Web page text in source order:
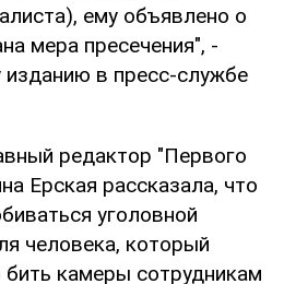
ему объявлено о
мера пресечения", -
изданию в пресс-службе
редактор "Первого
Ерская рассказала, что
уголовной
человека, который
камеры сотрудникам